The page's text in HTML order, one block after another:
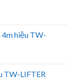
4m hiệu TW-
TW-LIFTER